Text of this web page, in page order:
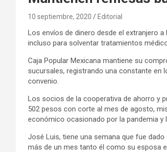
10 septiembre, 2020 Editorial
Los envíos de dinero desde el extranjero
incluso para solventar tratamientos
Caja Popular Mexicana mantiene su
sucursales, registrando una constante en
convenio.
Los socios de la cooperativa de ahorro y
502 pesos con corte al mes de agosto,
económico ocasionado por la pandemia y
José Luis, tiene una semana que fue
más de un mes tanto él como su esposa